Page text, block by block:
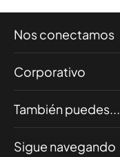
Nos conectamos
Corporativo
También puedes...
Sigue navegando